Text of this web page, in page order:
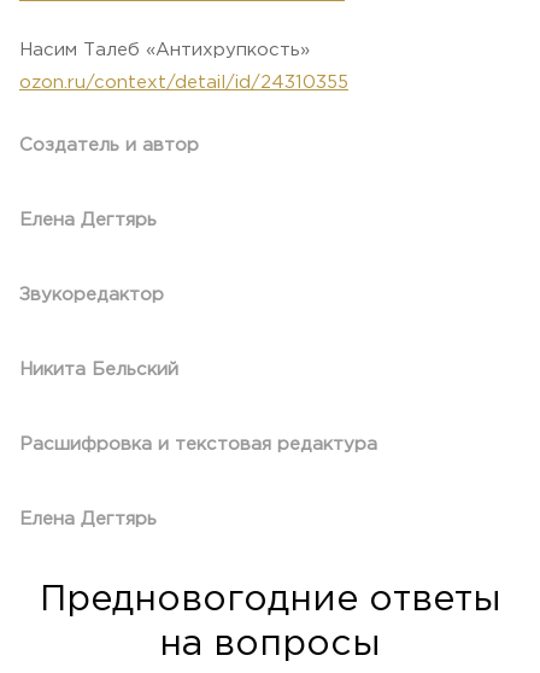
Насим Талеб «Антихрупкость»
ozon.ru/context/detail/id/24310355
Создатель и автор
Елена Дегтярь
Звукоредактор
Никита Бельский
Расшифровка и текстовая редактура
Елена Дегтярь
Предновогодние ответы
на вопросы